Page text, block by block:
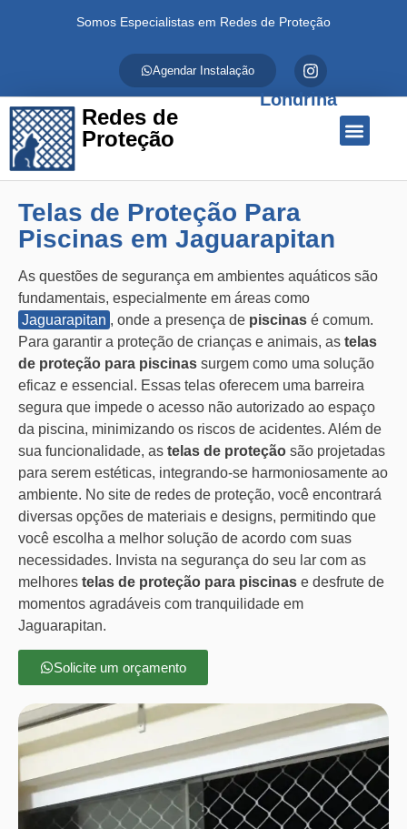
Somos Especialistas em Redes de Proteção
Agendar Instalação
Redes de
Proteção
Londrina
Telas de Proteção Para
Piscinas em Jaguarapitan
As questões de segurança em ambientes aquáticos são
fundamentais, especialmente em áreas como
Jaguarapitan , onde a presença de piscinas é comum.
Para garantir a proteção de crianças e animais, as telas
de proteção para piscinas surgem como uma solução
eficaz e essencial. Essas telas oferecem uma barreira
segura que impede o acesso não autorizado ao espaço
da piscina, minimizando os riscos de acidentes. Além de
sua funcionalidade, as telas de proteção são projetadas
para serem estéticas, integrando-se harmoniosamente ao
ambiente. No site de redes de proteção, você encontrará
diversas opções de materiais e designs, permitindo que
você escolha a melhor solução de acordo com suas
necessidades. Invista na segurança do seu lar com as
melhores telas de proteção para piscinas e desfrute de
momentos agradáveis com tranquilidade em
Jaguarapitan.
Solicite um orçamento